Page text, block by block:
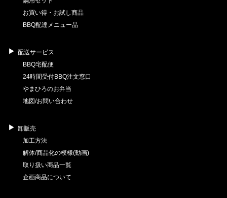
お買い得・お試し商品
BBQ配達メニュー品
配送サービス
BBQ宅配便
24時間受付BBQ注文窓口
やまひろのお弁当
地図/お問い合わせ
卸販売
加工方法
解体/商品化の模様(動画)
取り扱い商品一覧
企画商品について